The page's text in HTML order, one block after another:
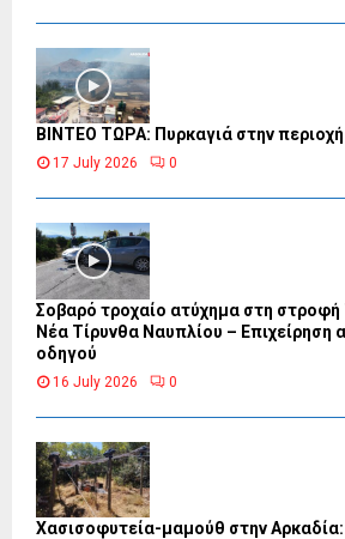
ΒΙΝΤΕΟ ΤΩΡΑ: Πυρκαγιά στην
17 July 2026 0
Σοβαρό τροχαίο ατύχημα στη στροφή
Νέα Τίρυνθα Ναυπλίου – Επιχείρηση
οδηγού
16 July 2026 0
Χασισοφυτεία-μαμούθ στην